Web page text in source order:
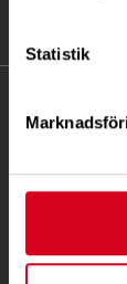
Statistik